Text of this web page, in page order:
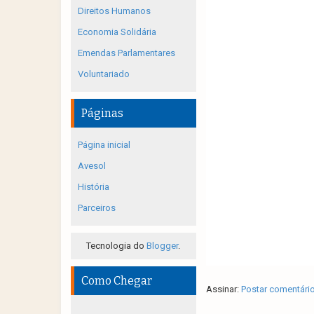
Assinar: Postar
Direitos Humanos
Economia Solidária
Emendas Parlamentares
Voluntariado
Páginas
Página inicial
Avesol
História
Parceiros
Tecnologia doBlogger.
Como Chegar